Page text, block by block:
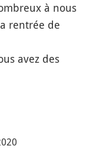
à nous
rentrée de
avez des